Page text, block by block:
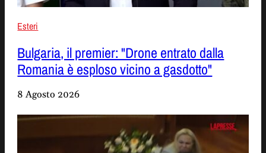
Esteri
Bulgaria, il premier: "Drone entrato dalla
Romania è esploso vicino a gasdotto"
8 Agosto 2026